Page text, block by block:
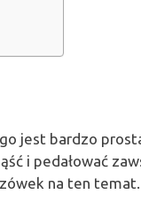
jest bardzo
i pedałować
na ten